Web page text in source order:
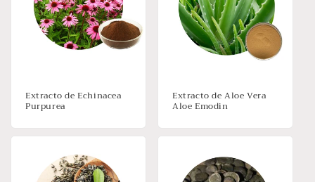
Extracto de Echinacea
Purpurea
Extracto de Aloe Vera
Aloe Emodin